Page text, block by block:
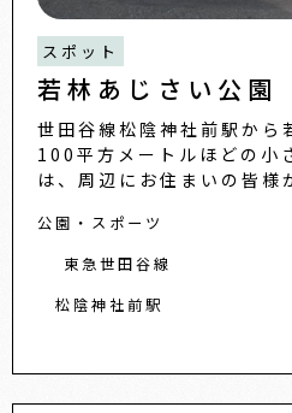
スポット
若林あじさい公園
世田谷線松陰神社前駅から
100平方メートルほどの小
は、周辺にお住まいの皆様
遊べるちょっとした芝生
公園・スポーツ
東急世田谷線
松陰神社前駅